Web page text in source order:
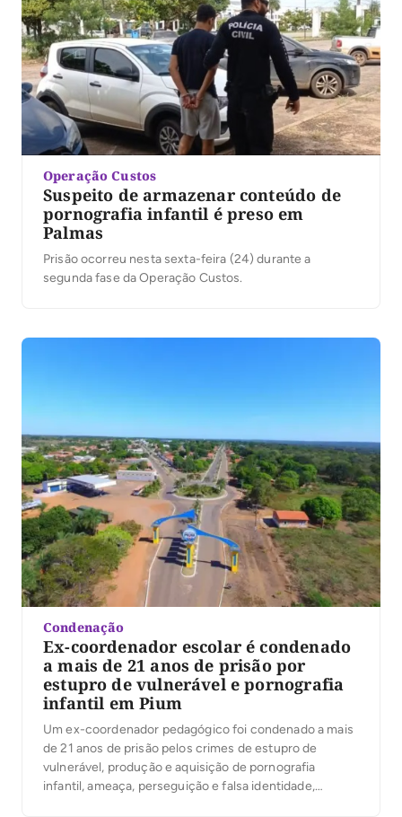
Operação Custos
Suspeito de armazenar conteúdo de
pornografia infantil é preso em
Palmas
Prisão ocorreu nesta sexta-feira (24) durante a
segunda fase da Operação Custos.
Condenação
Ex-coordenador escolar é condenado
a mais de 21 anos de prisão por
estupro de vulnerável e pornografia
infantil em Pium
Um ex-coordenador pedagógico foi condenado a mais
de 21 anos de prisão pelos crimes de estupro de
vulnerável, produção e aquisição de pornografia
infantil, ameaça, perseguição e falsa identidade,